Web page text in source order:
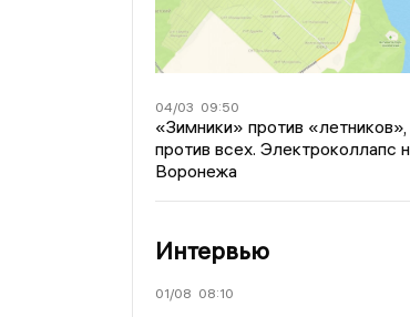
04/03 09:50
«Зимники» против
против всех. Электроколлапс
Воронежа
Интервью
01/08 08:10